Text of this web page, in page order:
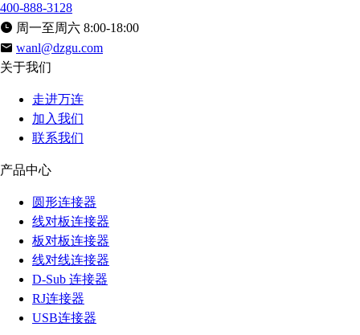
400-888-3128
周一至周六 8:00-18:00
wanl@dzgu.com
关于我们
走进万连
加入我们
联系我们
产品中心
圆形连接器
线对板连接器
板对板连接器
线对线连接器
D-Sub 连接器
RJ连接器
USB连接器